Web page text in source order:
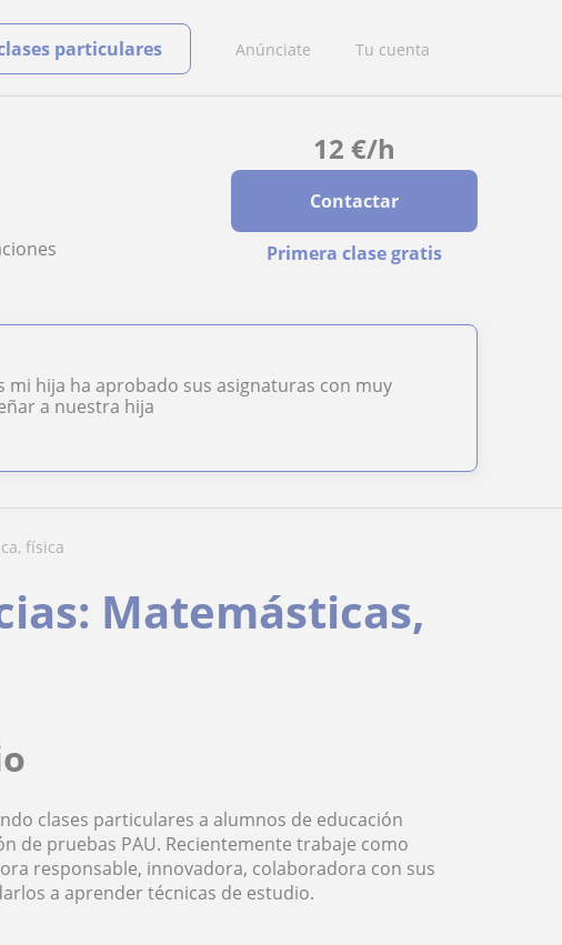
Anúnciate Tu cuenta
particulares
12 €/h
Contactar
Primera clase gratis
mi hija ha aprobado sus asignaturas con muy
a nuestra hija
física
Matemásticas,
clases particulares a alumnos de educación
de pruebas PAU. Recientemente trabaje como
responsable, innovadora, colaboradora con sus
a aprender técnicas de estudio.